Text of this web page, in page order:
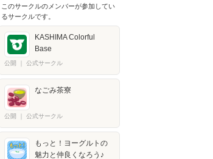
このサークルのメンバーが参加してい
るサークルです。
KASHIMA Colorful
Base
公開 公式サークル
なごみ茶寮
公開 公式サークル
もっと！ヨーグルトの
魅力と仲良くなろう♪